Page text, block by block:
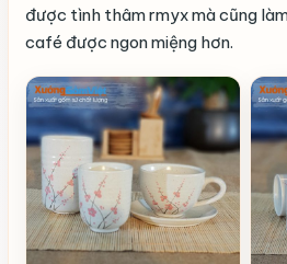
được tình thâm rmyx mà cũng
café được ngon miệng hơn.